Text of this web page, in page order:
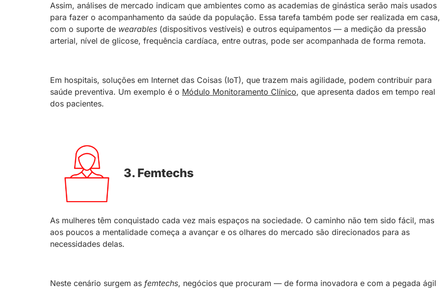
Assim, análises de mercado indicam que ambientes como as academias de ginástica serão mais usados
para fazer o acompanhamento da saúde da população. Essa tarefa também pode ser realizada em casa,
com o suporte de wearables (dispositivos vestíveis) e outros equipamentos — a medição da pressão
arterial, nível de glicose, frequência cardíaca, entre outras, pode ser acompanhada de forma remota.
Em hospitais, soluções em Internet das Coisas (IoT), que trazem mais agilidade, podem contribuir para
saúde preventiva. Um exemplo é o Módulo Monitoramento Clínico, que apresenta dados em tempo real
dos pacientes.
3. Femtechs
As mulheres têm conquistado cada vez mais espaços na sociedade. O caminho não tem sido fácil, mas
aos poucos a mentalidade começa a avançar e os olhares do mercado são direcionados para as
necessidades delas.
Neste cenário surgem as femtechs, negócios que procuram — de forma inovadora e com a pegada ágil